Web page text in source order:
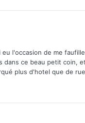
l'occasion de me
ce beau petit coin,
plus d'hotel que de